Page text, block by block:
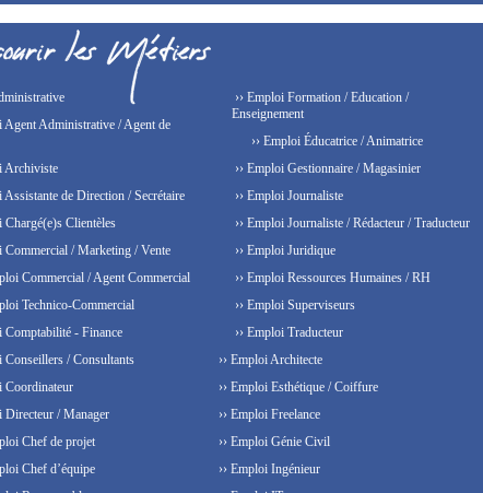
Agent Administrative / Agent de
Archiviste
Assistante de Direction / Secrétaire
Chargé(e)s Clientèles
Commercial / Marketing / Vente
Commercial / Agent Commercial
Technico-Commercial
Comptabilité - Finance
Conseillers / Consultants
Coordinateur
Directeur / Manager
Chef de projet
Chef d’équipe
›› Emploi Formation / Education /
Enseignement
›› Emploi Éducatrice / Animatrice
›› Emploi Gestionnaire / Magasinier
›› Emploi Journaliste
›› Emploi Journaliste / Rédacteur / Traducteur
›› Emploi Juridique
›› Emploi Ressources Humaines / RH
›› Emploi Superviseurs
›› Emploi Traducteur
›› Emploi Architecte
›› Emploi Esthétique / Coiffure
›› Emploi Freelance
›› Emploi Génie Civil
›› Emploi Ingénieur